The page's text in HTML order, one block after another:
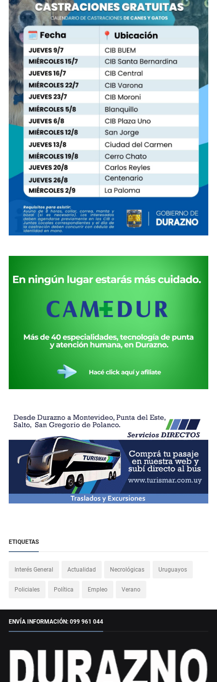
ETIQUETAS
Interés General Actualidad Necrológicas Uruguayos
Policiales Política Empleo Verano
ENVÍA INFORMACIÓN: 099 961 044